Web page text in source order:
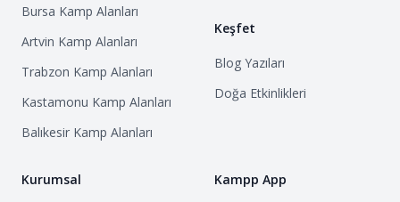
Bursa Kamp Alanları
Artvin Kamp Alanları
Trabzon Kamp Alanları
Kastamonu Kamp Alanları
Balıkesir Kamp Alanları
Keşfet
Blog Yazıları
Doğa Etkinlikleri
Kurumsal
Kampp App